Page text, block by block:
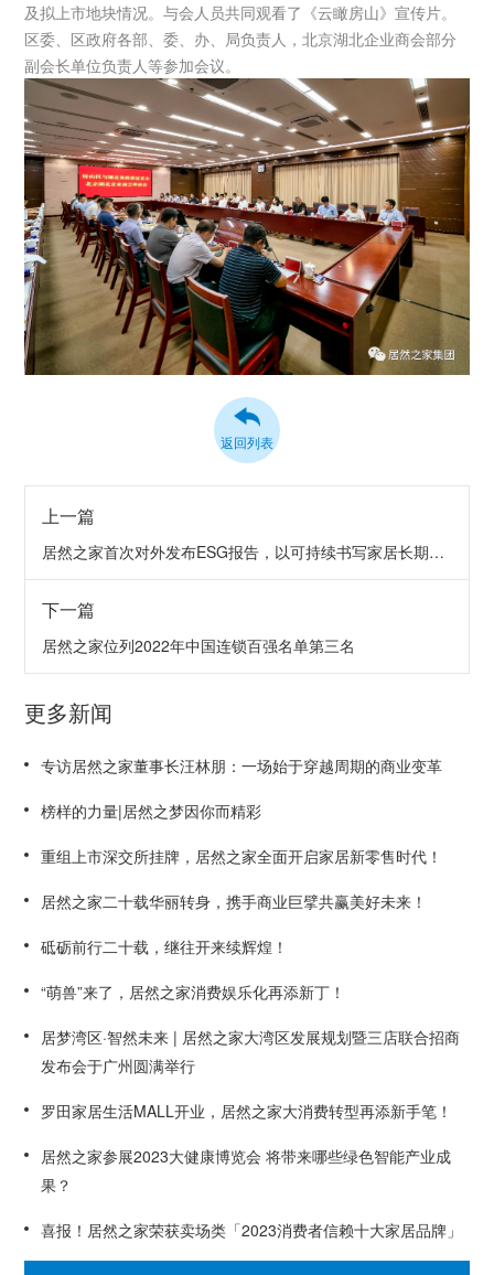
及拟上市地块情况。与会人员共同观看了《云瞰房山》宣传片。
区委、区政府各部、委、办、局负责人，北京湖北企业商会部分
副会长单位负责人等参加会议。
返回列表
上一篇
居然之家首次对外发布ESG报告，以可持续书写家居长期价值
下一篇
居然之家位列2022年中国连锁百强名单第三名
更多新闻
专访居然之家董事长汪林朋：一场始于穿越周期的商业变革
榜样的力量|居然之梦因你而精彩
重组上市深交所挂牌，居然之家全面开启家居新零售时代！
居然之家二十载华丽转身，携手商业巨擘共赢美好未来！
砥砺前行二十载，继往开来续辉煌！
“萌兽”来了，居然之家消费娱乐化再添新丁！
居梦湾区·智然未来 | 居然之家大湾区发展规划暨三店联合招商
发布会于广州圆满举行
罗田家居生活MALL开业，居然之家大消费转型再添新手笔！
居然之家参展2023大健康博览会 将带来哪些绿色智能产业成
果？
喜报！居然之家荣获卖场类「2023消费者信赖十大家居品牌」